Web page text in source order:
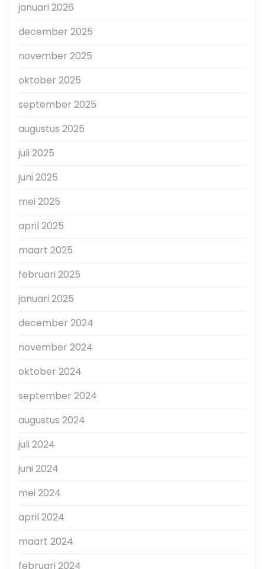
januari 2026
december 2025
november 2025
oktober 2025
september 2025
augustus 2025
juli 2025
juni 2025
mei 2025
april 2025
maart 2025
februari 2025
januari 2025
december 2024
november 2024
oktober 2024
september 2024
augustus 2024
juli 2024
juni 2024
mei 2024
april 2024
maart 2024
februari 2024